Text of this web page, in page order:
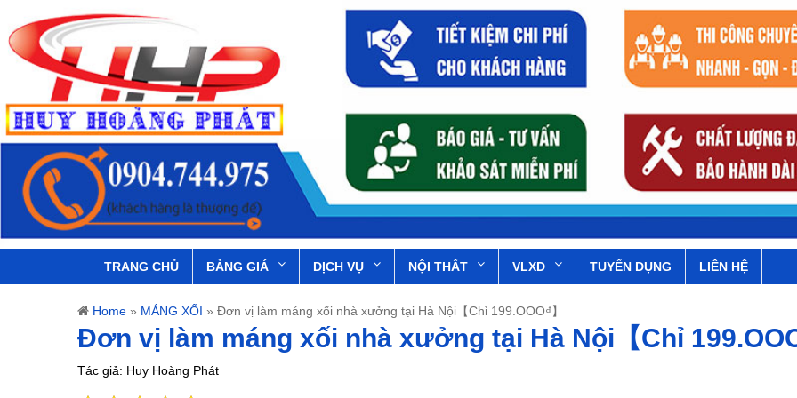
TRANG CHỦ BẢNG GIÁ DỊCH VỤ NỘI THẤT VLXD TUYỂN DỤNG LIÊN HỆ
Home » MÁNG XỐI » Đơn vị làm máng xối nhà xưởng tại Hà Nội【Chỉ 199.OOO₫】
Đơn vị làm máng xối nhà xưởng tại Hà Nội【Chỉ
Tác giả: Huy Hoàng Phát